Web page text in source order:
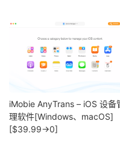
iMobie AnyTrans – iOS 设备
理软件[Windows、macOS]
[$39.99→0]